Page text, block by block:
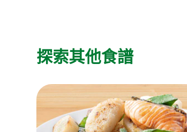
探索其他食譜